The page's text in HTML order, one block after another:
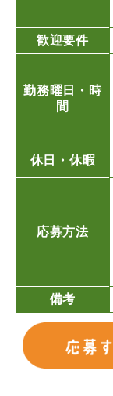
歓迎要件
勤務曜日・時
間
休日・休暇
応募方法
備考